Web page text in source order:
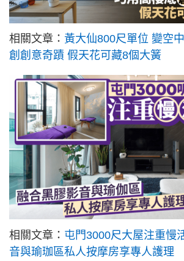
相關文章： 黃大仙800尺單位 變空
創創意奇蹟 假天花可藏8個大簧
相關文章： 屯門3000尺大屋注重慢
音與瑜珈區私人按摩房享專人護理